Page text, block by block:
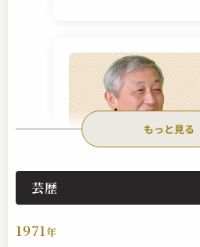
たいこ腹
もっと見る
芸歴
1971年